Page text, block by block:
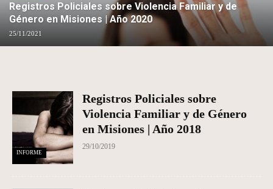
Registros Policiales sobre Violencia Familiar y de
Género en Misiones | Año 2020
25/11/2021
INFORME
Registros Policiales sobre
Violencia Familiar y de Género
en Misiones | Año 2018
29/10/2019